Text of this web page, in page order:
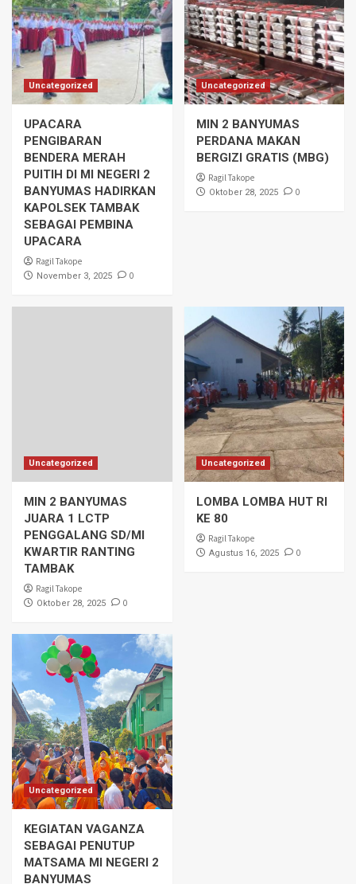
Uncategorized
UPACARA
PENGIBARAN
BENDERA MERAH
PUITIH DI MI NEGERI 2
BANYUMAS HADIRKAN
KAPOLSEK TAMBAK
SEBAGAI PEMBINA
UPACARA
Ragil Takope
November 3, 2025 0
Uncategorized
MIN 2 BANYUMAS
PERDANA MAKAN
BERGIZI GRATIS (MBG)
Ragil Takope
Oktober 28, 2025 0
Uncategorized
MIN 2 BANYUMAS
JUARA 1 LCTP
PENGGALANG SD/MI
KWARTIR RANTING
TAMBAK
Ragil Takope
Oktober 28, 2025 0
Uncategorized
LOMBA LOMBA HUT RI
KE 80
Ragil Takope
Agustus 16, 2025 0
Uncategorized
KEGIATAN VAGANZA
SEBAGAI PENUTUP
MATSAMA MI NEGERI 2
BANYUMAS